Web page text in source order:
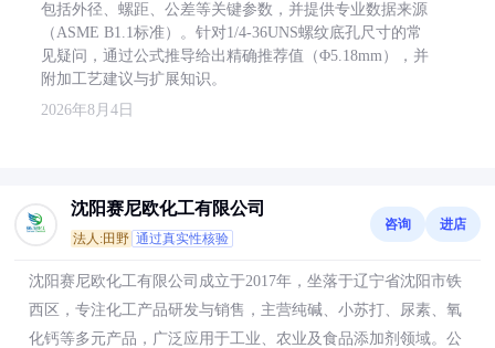
包括外径、螺距、公差等关键参数，并提供专业数据来源
（ASME B1.1标准）。针对1/4-36UNS螺纹底孔尺寸的常
见疑问，通过公式推导给出精确推荐值（Φ5.18mm），并
附加工艺建议与扩展知识。
2026年8月4日
沈阳赛尼欧化工有限公司
法人:田野 通过真实性核验
咨询 进店
沈阳赛尼欧化工有限公司成立于2017年，坐落于辽宁省沈阳市铁
西区，专注化工产品研发与销售，主营纯碱、小苏打、尿素、氧
化钙等多元产品，广泛应用于工业、农业及食品添加剂领域。公